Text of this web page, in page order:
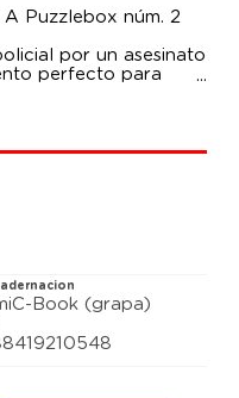
A Puzzlebox núm. 2
por un asesinato
perfecto para
¿Máscara
¿Harley Quinn en
Book (grapa)